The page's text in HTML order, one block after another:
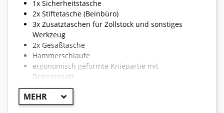
1x Sicherheitstasche
2x Stiftetasche (Beinbüro)
3x Zusatztaschen für Zollstock und sonstiges
Werkzeug
2x Gesäßtasche
Hammerschlaufe
ergonomisch geformte Kniepartie mit
Dehneinsatz
Kniepolstertaschen mit Klett
sichtbares Engelbert Strauss Logo
Reflexstreifen für optimale Sichtbarkeit